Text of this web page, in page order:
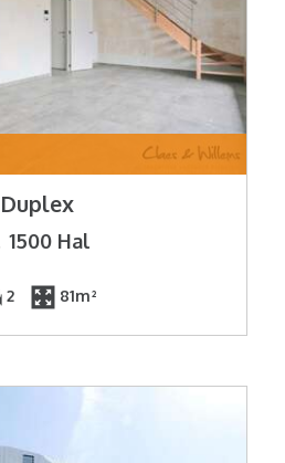
Duplex
1500 Hal
2 81m²